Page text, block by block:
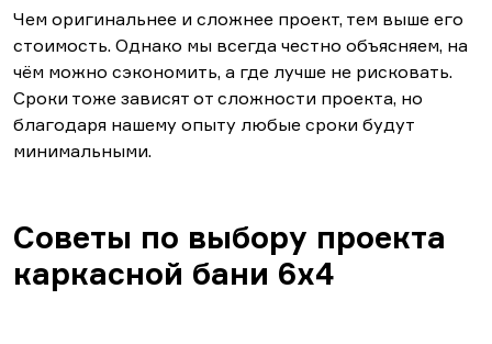
Чем оригинальнее и сложнее проект, тем выше его
стоимость. Однако мы всегда честно объясняем, на
чём можно сэкономить, а где лучше не рисковать.
Сроки тоже зависят от сложности проекта, но
благодаря нашему опыту любые сроки будут
минимальными.
Советы по выбору проекта
каркасной бани 6х4